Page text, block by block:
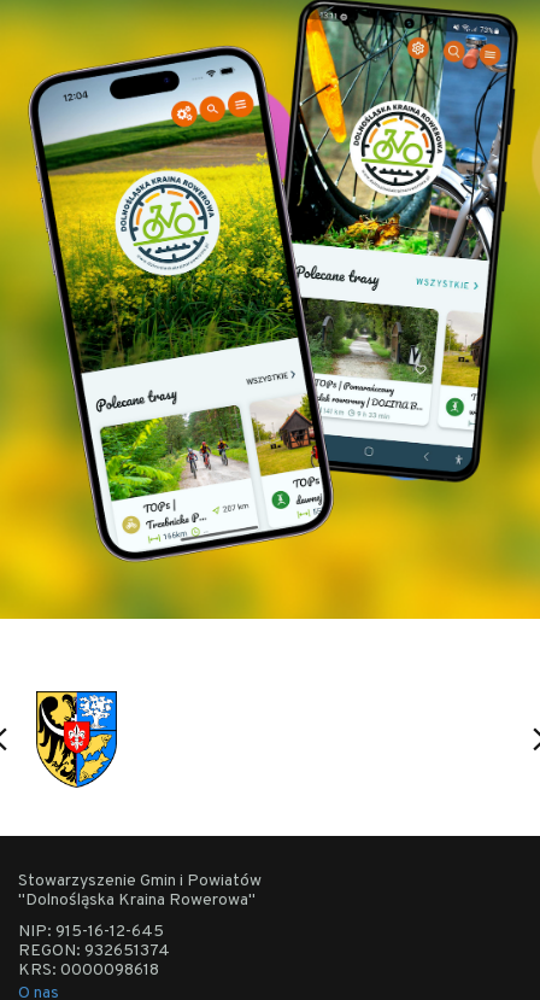
Stowarzyszenie Gmin i Powiatów
"Dolnośląska Kraina Rowerowa"
NIP: 915-16-12-645
REGON: 932651374
KRS: 0000098618
O nas